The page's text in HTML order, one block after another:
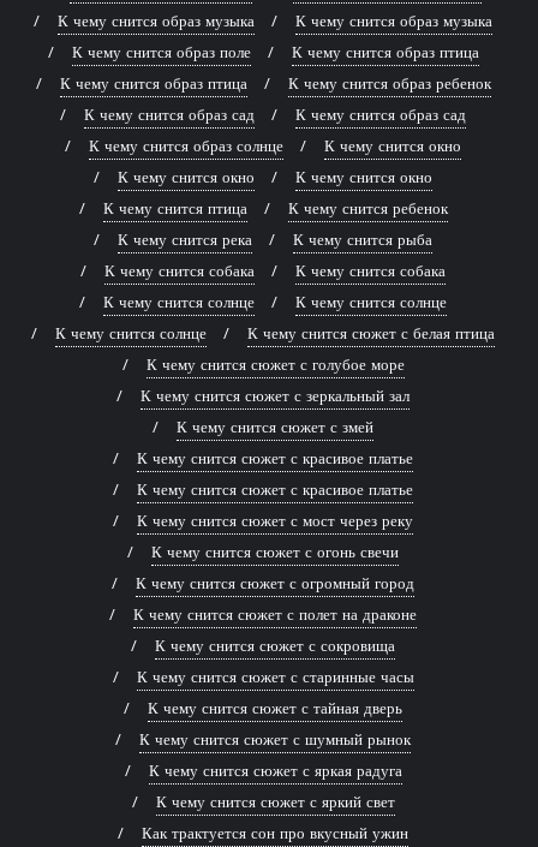
К чему снится образ музыка
К чему снится образ музыка
К чему снится образ поле
К чему снится образ птица
К чему снится образ птица
К чему снится образ ребенок
К чему снится образ сад
К чему снится образ сад
К чему снится образ солнце
К чему снится окно
К чему снится окно
К чему снится окно
К чему снится птица
К чему снится ребенок
К чему снится река
К чему снится рыба
К чему снится собака
К чему снится собака
К чему снится солнце
К чему снится солнце
К чему снится солнце
К чему снится сюжет с белая птица
К чему снится сюжет с голубое море
К чему снится сюжет с зеркальный зал
К чему снится сюжет с змей
К чему снится сюжет с красивое платье
К чему снится сюжет с красивое платье
К чему снится сюжет с мост через реку
К чему снится сюжет с огонь свечи
К чему снится сюжет с огромный город
К чему снится сюжет с полет на драконе
К чему снится сюжет с сокровища
К чему снится сюжет с старинные часы
К чему снится сюжет с тайная дверь
К чему снится сюжет с шумный рынок
К чему снится сюжет с яркая радуга
К чему снится сюжет с яркий свет
Как трактуется сон про вкусный ужин